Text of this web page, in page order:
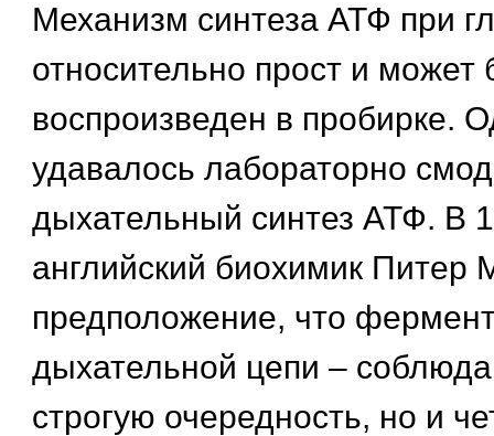
Механизм синтеза АТФ при
относительно прост и может
воспроизведен в пробирке.
удавалось лабораторно
дыхательный синтез АТФ. В
английский биохимик Питер
предположение, что
дыхательной цепи –
строгую очередность, но и